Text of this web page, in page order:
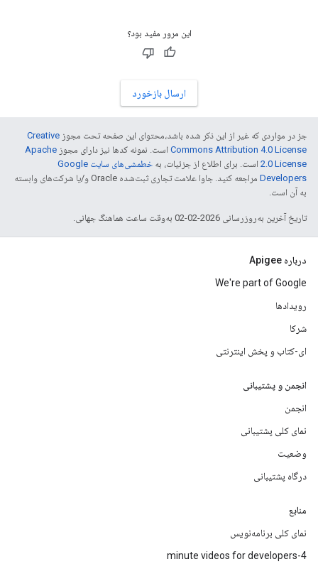
این مرور مفید بود؟
ارسال بازخورد
جز در مواردی که غیر از این ذکر شده باشد،‌محتوای این صفحه تحت مجوز Creative
Commons Attribution 4.0 License است. نمونه کدها نیز دارای مجوز Apache
2.0 License است. برای اطلاع از جزئیات، به
خطمشی‌های سایت Google
Developers‏
مراجعه کنید. جاوا علامت تجاری ثبت‌شده Oracle و/یا شرکت‌های وابسته
به آن است.
تاریخ آخرین به‌روزرسانی 2026-02-02 به‌وقت ساعت هماهنگ جهانی.
درباره Apigee
We're part of Google
رویدادها
شرکا
ای-کتاب و پخش اینترنتی
انجمن و پشتیبانی
انجمن
نمای کلی پشتیبانی
وضعیت
درگاه پشتیبانی
منابع
نمای کلی برنامه‌نویس
4-minute videos for developers